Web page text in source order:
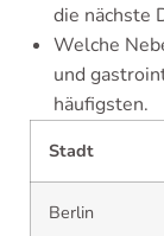
die nächste
Welche
und
häufigsten.
Stadt
Berlin